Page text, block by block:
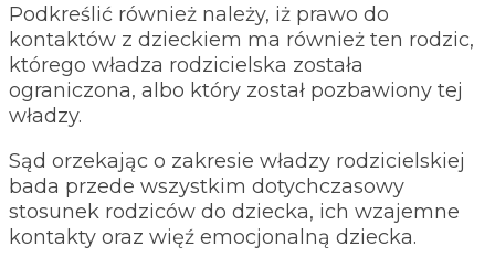
Podkreślić również należy, iż prawo do
kontaktów z dzieckiem ma również ten rodzic,
którego władza rodzicielska została
ograniczona, albo który został pozbawiony tej
władzy.
Sąd orzekając o zakresie władzy rodzicielskiej
bada przede wszystkim dotychczasowy
stosunek rodziców do dziecka, ich wzajemne
kontakty oraz więź emocjonalną dziecka.